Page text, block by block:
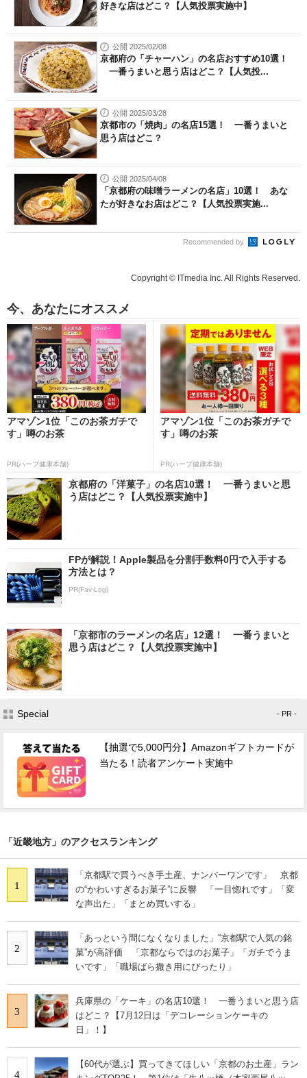
好きな店はどこ？【人気投票実施中】
公開 2025/02/08
京都府の「チャーハン」の名店おすすめ10選！
一番うまいと思う店はどこ？【人気投...
公開 2025/03/28
京都市の「焼肉」の名店15選！ 一番うまいと
思う店はどこ？
公開 2025/04/08
「京都府の味噌ラーメンの名店」10選！ あな
たが好きなお店はどこ？【人気投票実施...
Recommended by
Copyright © ITmedia Inc. All Rights Reserved.
今、あなたにオススメ
アマゾン1位「このお茶ガチで
す」噂のお茶
PR(ハーブ健康本舗)
アマゾン1位「このお茶ガチで
す」噂のお茶
PR(ハーブ健康本舗)
京都府の「洋菓子」の名店10選！ 一番うまいと思
う店はどこ？【人気投票実施中】
FPが解説！Apple製品を分割手数料0円で入手する
方法とは？
PR(Fav-Log)
「京都市のラーメンの名店」12選！ 一番うまいと
思う店はどこ？【人気投票実施中】
Special - PR -
【抽選で5,000円分】Amazonギフトカードが
当たる！読者アンケート実施中
「近畿地方」のアクセスランキング
1
「京都駅で買うべき手土産、ナンバーワンです」 京都
の“かわいすぎるお菓子”に反響 「一目惚れです」「変
な声出た」「まとめ買いする」
2
「あっという間になくなりました」“京都駅で人気の銘
菓”が高評価 「京都ならではのお菓子」「ガチでうま
いです」「職場ばら撒き用にぴったり」
3
兵庫県の「ケーキ」の名店10選！ 一番うまいと思う店
はどこ？【7月12日は「デコレーションケーキの
日」！】
4
【60代が選ぶ】買ってきてほしい「京都のお土産」ラン